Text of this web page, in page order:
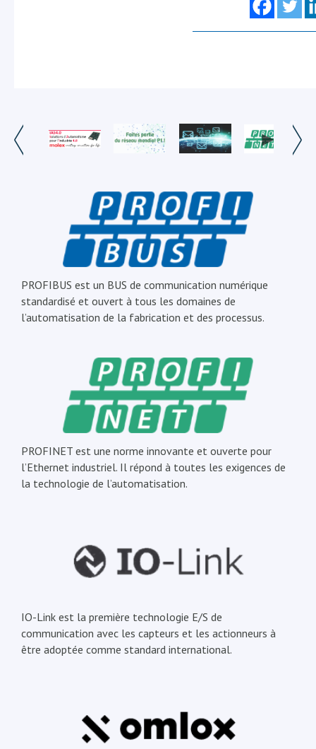
PROFIBUS est un BUS de communication numérique
standardisé et ouvert à tous les domaines de
l’automatisation de la fabrication et des processus.
PROFINET est une norme innovante et ouverte pour
l’Ethernet industriel. Il répond à toutes les exigences de
la technologie de l’automatisation.
IO-Link est la première technologie E/S de
communication avec les capteurs et les actionneurs à
être adoptée comme standard international.